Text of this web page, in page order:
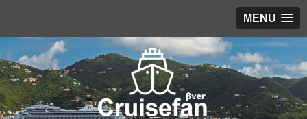
MENU